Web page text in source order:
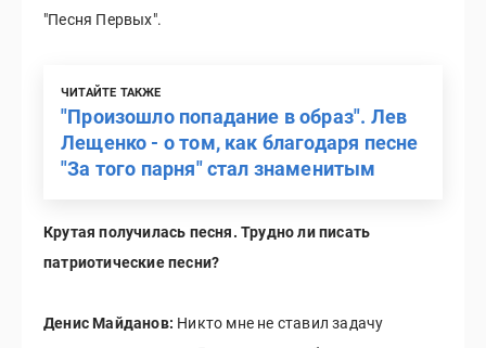
"Песня Первых".
ЧИТАЙТЕ ТАКЖЕ
"Произошло попадание в образ". Лев
Лещенко - о том, как благодаря песне
"За того парня" стал знаменитым
Крутая получилась песня. Трудно ли писать
патриотические песни?
Денис Майданов: Никто мне не ставил задачу